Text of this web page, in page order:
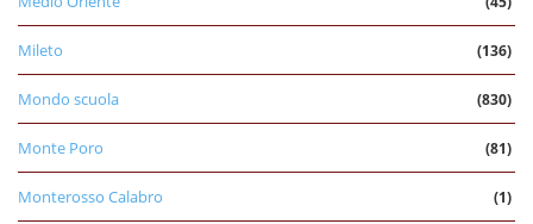
Mileto (136)
Mondo scuola (830)
Monte Poro (81)
Monterosso Calabro (1)